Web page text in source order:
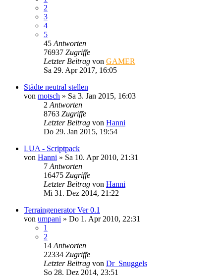
2
3
4
5
45 Antworten
76937 Zugriffe
Letzter Beitrag von GAMER
Sa 29. Apr 2017, 16:05
Städte neutral stellen
von motsch » Sa 3. Jan 2015, 16:03
2 Antworten
8763 Zugriffe
Letzter Beitrag von Hanni
Do 29. Jan 2015, 19:54
LUA - Scriptpack
von Hanni » Sa 10. Apr 2010, 21:31
7 Antworten
16475 Zugriffe
Letzter Beitrag von Hanni
Mi 31. Dez 2014, 21:22
Terraingenerator Ver 0.1
von umpani » Do 1. Apr 2010, 22:31
1
2
14 Antworten
22334 Zugriffe
Letzter Beitrag von Dr_Snuggels
So 28. Dez 2014, 23:51